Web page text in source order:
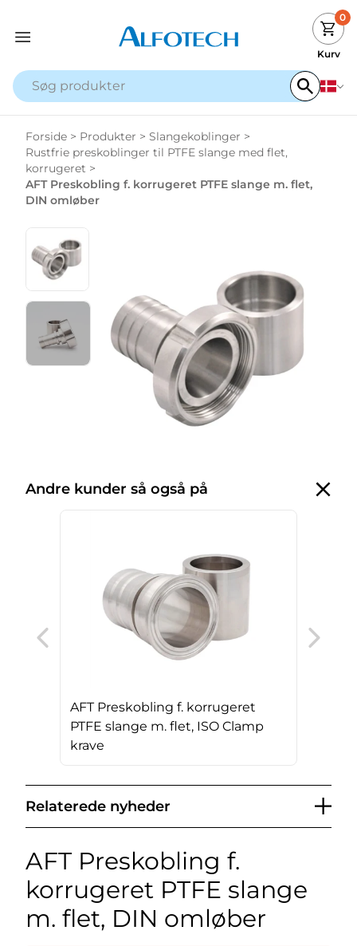
0
Kurv
Forside > Produkter > Slangekoblinger >
Rustfrie preskoblinger til PTFE slange med flet,
korrugeret >
AFT Preskobling f. korrugeret PTFE slange m. flet,
DIN omløber
Andre kunder så også på
AFT Preskobling f. korrugeret
PTFE slange m. flet, ISO Clamp
krave
Relaterede nyheder
AFT Preskobling f.
korrugeret PTFE slange
m. flet, DIN omløber